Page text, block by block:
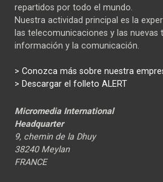
repartidos por todo el mundo.
Nuestra actividad principal es la
las telecomunicaciones y las nuevas
información y la comunicación.
> Conozca más sobre nuestra
> Descargar el folleto ALERT
Micromedia International
Headquarter
9, chemin de la Dhuy
38240 Meylan
FRANCE